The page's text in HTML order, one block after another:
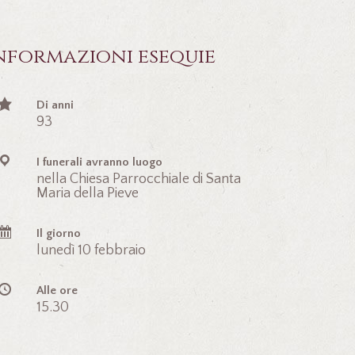
esequie
Di anni
93
I funerali avranno luogo
nella Chiesa Parrocchiale di Santa
Maria della Pieve
Il giorno
lunedì 10 febbraio
Alle ore
15.30